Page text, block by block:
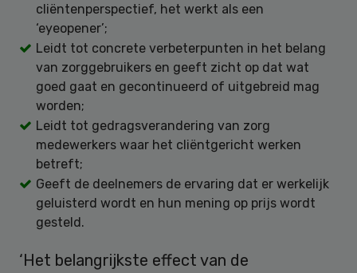
cliëntenperspectief, het werkt als een
‘eyeopener’;
Leidt tot concrete verbeterpunten in het belang
van zorggebruikers en geeft zicht op dat wat
goed gaat en gecontinueerd of uitgebreid mag
worden;
Leidt tot gedragsverandering van zorg
medewerkers waar het cliëntgericht werken
betreft;
Geeft de deelnemers de ervaring dat er werkelijk
geluisterd wordt en hun mening op prijs wordt
gesteld.
‘Het belangrijkste effect van de